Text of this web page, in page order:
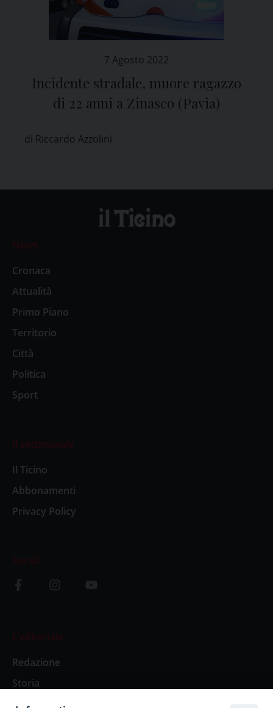
7 Agosto 2022
Incidente stradale, muore ragazzo
di 22 anni a Zinasco (Pavia)
di Riccardo Azzolini
News
Cronaca
Attualità
Primo Piano
Territorio
Città
Politica
Sport
Il settimanale
Il Ticino
Abbonamenti
Privacy Policy
Social
L’editoriale
Redazione
Storia